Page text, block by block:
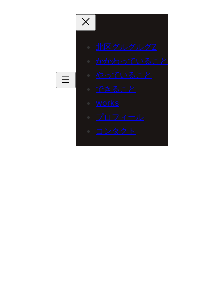
北区グルグルグZ
かかわっていること
やっていること
できること
works
プロフィール
コンタクト